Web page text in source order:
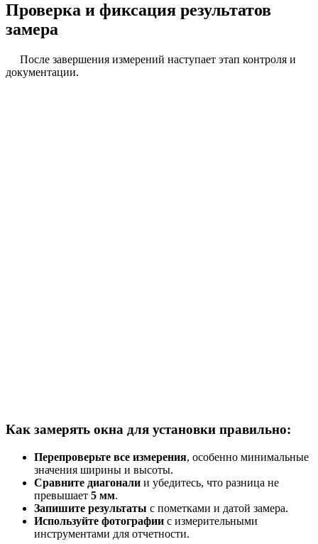
Проверка и фиксация результатов
замера
После завершения измерений наступает этап контроля и
документации.
Как замерять окна для установки правильно:
Перепроверьте все измерения, особенно минимальные
значения ширины и высоты.
Сравните диагонали и убедитесь, что разница не
превышает 5 мм.
Запишите результаты с пометками и датой замера.
Используйте фотографии с измерительными
инструментами для отчетности.